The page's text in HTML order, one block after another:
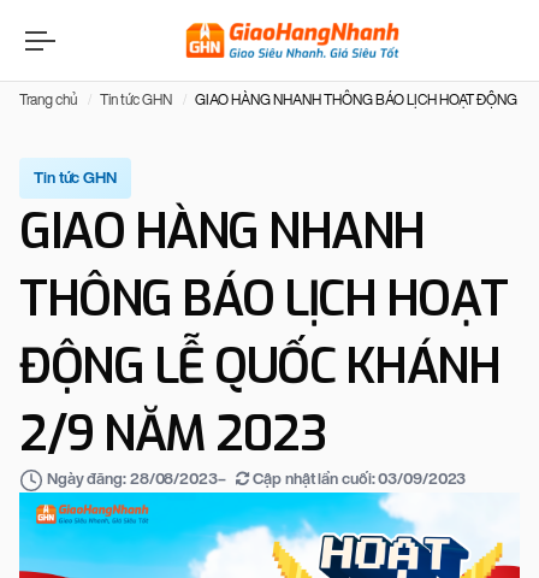
Trang chủ Tin tức GHN GIAO HÀNG NHANH THÔNG BÁO LỊCH HOẠT ĐỘNG
Tin tức GHN
GIAO HÀNG NHANH
THÔNG BÁO LỊCH HOẠT
ĐỘNG LỄ QUỐC KHÁNH
2/9 NĂM 2023
Ngày đăng: 28/08/2023– Cập nhật lần cuối:03/09/2023